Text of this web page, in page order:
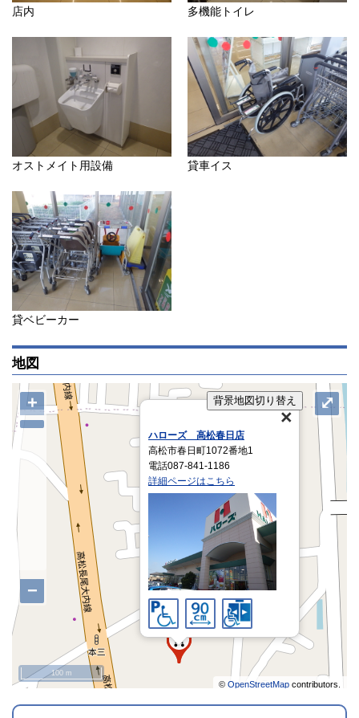
店内 多機能トイレ
オストメイト用設備 貸車イス
貸ベビーカー
地図
背景地図切り替え
ハローズ 高松春日店
高松市春日町1072番地1
電話087‐841‐1186
詳細ページはこちら
+
−
©OpenStreetMap contributors.
100 m
⤢